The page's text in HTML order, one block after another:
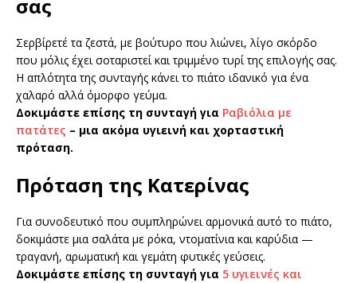
σας
Σερβίρετέ τα ζεστά, με βούτυρο που λιώνει, λίγο σκόρδο
που μόλις έχει σοταριστεί και τριμμένο τυρί της επιλογής σας.
Η απλότητα της συνταγής κάνει το πιάτο ιδανικό για ένα
χαλαρό αλλά όμορφο γεύμα.
Δοκιμάστε επίσης τη συνταγή για Ραβιόλια με
πατάτες – μια ακόμα υγιεινή και χορταστική
πρόταση.
Πρόταση της Κατερίνας
Για συνοδευτικό που συμπληρώνει αρμονικά αυτό το πιάτο,
δοκιμάστε μια σαλάτα με ρόκα, ντοματίνια και καρύδια —
τραγανή, αρωματική και γεμάτη φυτικές γεύσεις.
Δοκιμάστε επίσης τη συνταγή για 5 υγιεινές και